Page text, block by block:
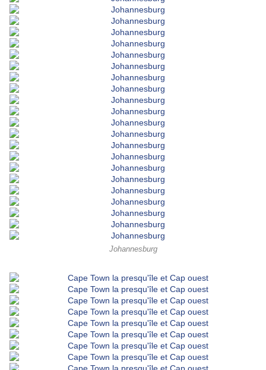
Johannesburg